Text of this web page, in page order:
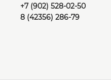
+7 (902) 528-02-50
8 (42356) 286-79